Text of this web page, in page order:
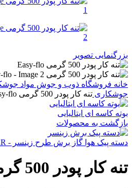
بزرگنمایی تصویر
خانه فروشگاه ذوب و جوش مواد
جوشکاری تنه کار پودر 500 گرمی Easy-flo
بوته کاسه ای ایتالیایی
بازگشت به محصولات
دسته پیک هوا گاز برش طرح زینسر - ZINSER
تنه کار پودر 500 گرمی Easy-flo